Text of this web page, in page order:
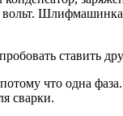
ставить
что одна
сварки.